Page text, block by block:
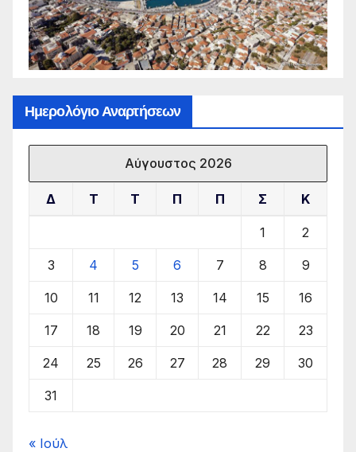
Ημερολόγιο Αναρτήσεων
Αύγουστος 2026
Δ Τ Τ Π Π Σ Κ
1 2
3 4 5 6 7 8 9
10 11 12 13 14 15 16
17 18 19 20 21 22 23
24 25 26 27 28 29 30
31
« Ιούλ